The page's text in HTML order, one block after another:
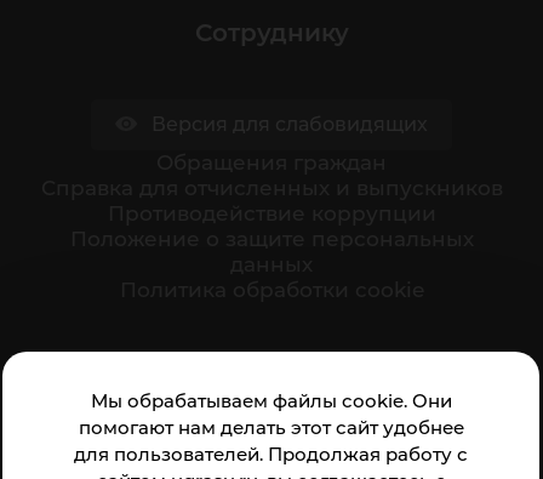
Мы обрабатываем файлы cookie. Они
помогают нам делать этот сайт удобнее
для пользователей. Продолжая работу с
Сотруднику
организации: